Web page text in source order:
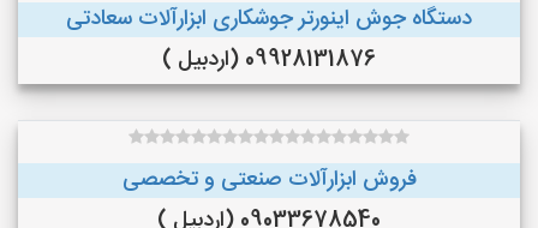
دستگاه جوش اینورتر جوشکاری ابزارآلات سعادتی
09928131876 (اردبیل )
فروش ابزارآلات صنعتی و تخصصی
09033678540 (اردبیل )